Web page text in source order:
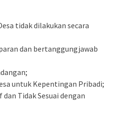
tidak dilakukan secara
dan bertanggungjawab
untuk Kepentingan Pribadi;
Tidak Sesuai dengan